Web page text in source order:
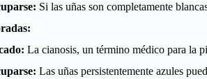
Si las uñas son completamente
La cianosis, un término médico para la
Las uñas persistentemente azules